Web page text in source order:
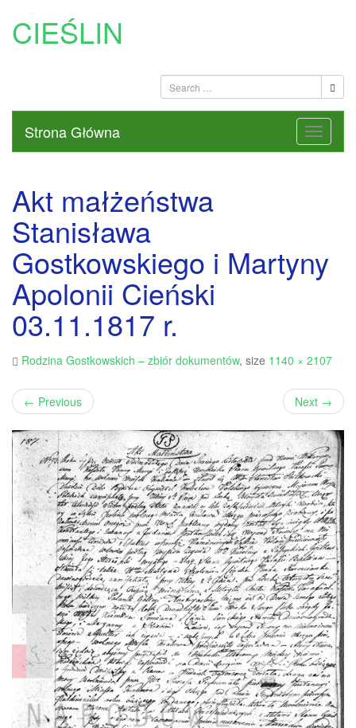
CIEŚLIN
Strona Główna
Akt małżeństwa
Stanisława
Gostkowskiego i Martyny
Apolonii Cieński
03.11.1817 r.
Rodzina Gostkowskich – zbiór dokumentów, size 1140 × 2107
← Previous Next →